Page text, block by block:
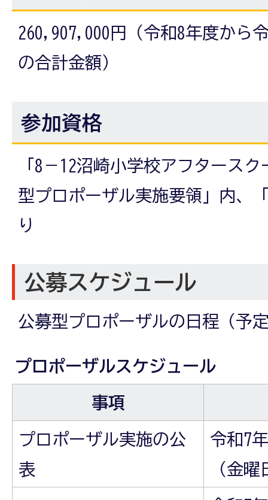
260,907,000円（令和8年度から
の合計金額）
参加資格
「8－12沼崎小学校アフタース
型プロポーザル実施要領」内、
り
公募スケジュール
公募型プロポーザルの日程（予
プロポーザルスケジュール
事項
プロポーザル実施の公
表
令和7
（金曜